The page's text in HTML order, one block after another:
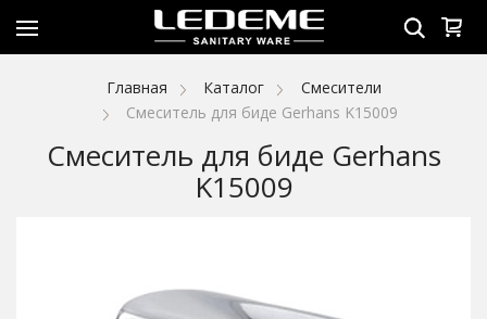
Главная Каталог
Смесители
Смеситель для биде Gerhans K15009
Смеситель для биде Gerhans
K15009